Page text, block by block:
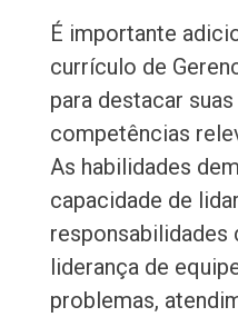
É importante
currículo de
para destacar
competências
As habilidades
capacidade de
responsabilidades
liderança de
problemas,